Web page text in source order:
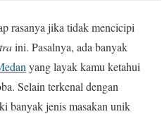
rasanya jika tidak mencicipi
ini. Pasalnya, ada banyak
yang layak kamu ketahui
Selain terkenal dengan
banyak jenis masakan unik